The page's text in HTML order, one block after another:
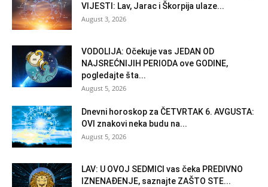
VIJESTI: Lav, Jarac i Škorpija ulaze...
August 3, 2026
VODOLIJA: Očekuje vas JEDAN OD
NAJSREĆNIJIH PERIODA ove GODINE,
pogledajte šta...
August 5, 2026
Dnevni horoskop za ČETVRTAK 6. AVGUSTA:
OVI znakovi neka budu na...
August 5, 2026
LAV: U OVOJ SEDMICI vas čeka PREDIVNO
IZNENAĐENJE, saznajte ZAŠTO STE...